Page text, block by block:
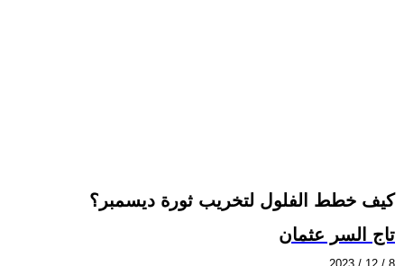
كيف خطط الفلول لتخريب ثورة ديسمبر؟
تاج السر عثمان